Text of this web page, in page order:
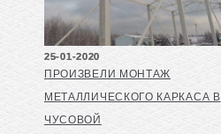
25-01-2020
ПРОИЗВЕЛИ МОНТАЖ
МЕТАЛЛИЧЕСКОГО КАРКАСА В
ЧУСОВОЙ